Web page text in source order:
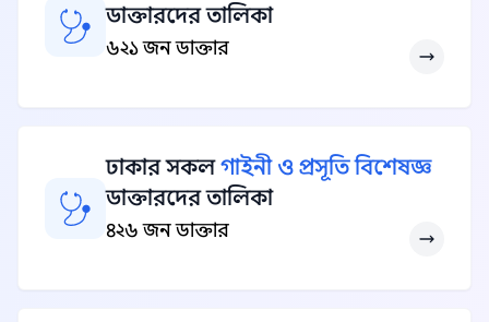
ডাক্তারদের তালিকা
৬২১ জন ডাক্তার
ঢাকার সকলগাইনী ও প্রসূতি বিশেষজ্ঞ
ডাক্তারদের তালিকা
৪২৬ জন ডাক্তার